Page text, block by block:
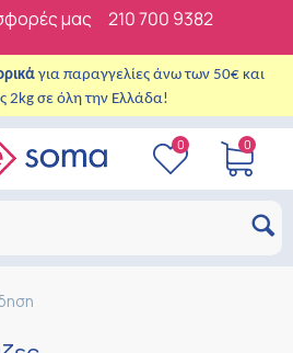
μας 210 700 9382
για παραγγελίες άνω των 50€ και
2kg σε όλη την Ελλάδα!
0 0